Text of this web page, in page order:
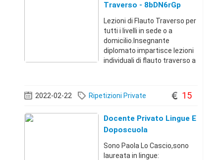
Traverso - 8bDN6rGp
Lezioni di Flauto Traverso per
tutti i livelli in sede o a
domicilio.Insegnante
diplomato impartisce lezioni
individuali di flauto traverso a
Tango argentino (a partire dal
livello intermedio).€15/
2022-02-22 Ripetizioni Private 15
Docente Privato Lingue E
Doposcuola
Sono Paola Lo Cascio,sono
laureata in lingue: